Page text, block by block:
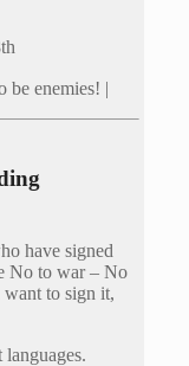
be enemies! |
have signed
No to war – No
to sign it,